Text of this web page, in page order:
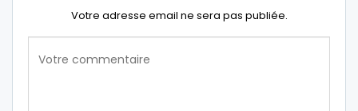
Votre adresse email ne sera pas publiée.